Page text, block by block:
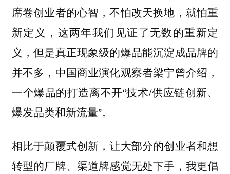
席卷创业者的心智，不怕改天换地，就怕重
新定义，这两年我们见证了无数的重新定
义，但是真正现象级的爆品能沉淀成品牌的
并不多，中国商业演化观察者梁宁曾介绍，
一个爆品的打造离不开“技术/供应链创新、
爆发品类和新流量”。
相比于颠覆式创新，让大部分的创业者和想
转型的厂牌、渠道牌感觉无处下手，我更倡